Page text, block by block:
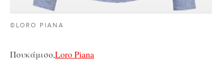
©LORO PIANA
Πουκάμισο,Loro Piana